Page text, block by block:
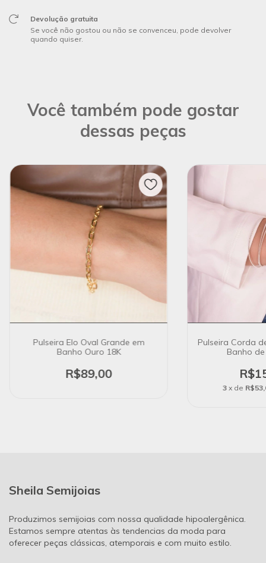
Devolução gratuita
Se você não gostou ou não se convenceu, pode devolver
quando quiser.
Você também pode gostar
dessas peças
Pulseira Elo Oval Grande em
Banho Ouro 18K
R$89,00
Pulseira Corda
Banho
3 x de
Sheila Semijoias
Produzimos semijoias com nossa qualidade hipoalergênica.
Estamos sempre atentas às tendencias da moda para
oferecer peças clássicas, atemporais e com muito estilo.